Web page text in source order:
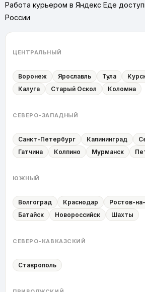
Работа курьером в Яндекс Еде
России
ЦЕНТРАЛЬНЫЙ
Воронеж Ярославль Тула
Калуга
Старый Оскол Коломна
СЕВЕРО-ЗАПАДНЫЙ
Санкт-Петербург Калининград
Гатчина
Колпино Мурманск
ЮЖНЫЙ
Волгоград Краснодар Ростов-
Батайск
Новороссийск Шахты
СЕВЕРО-КАВКАЗСКИЙ
Ставрополь